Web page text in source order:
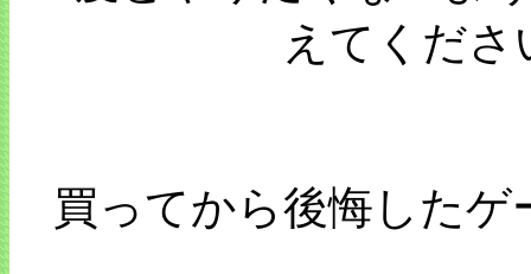
えてくだ
買ってから後悔した